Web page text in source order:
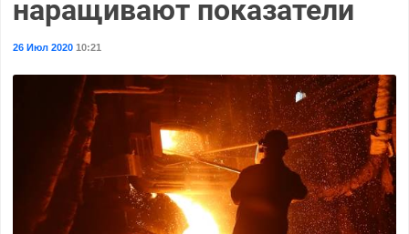
наращивают показатели
26 Июл 202010:21